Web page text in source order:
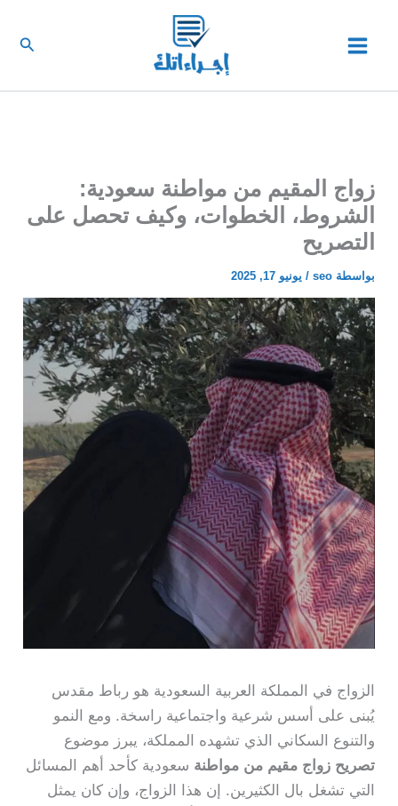
زواج المقيم من مواطنة سعودية:
الشروط، الخطوات، وكيف تحصل على
التصريح
بواسطة seo
/ يونيو 17, 2025
الزواج في المملكة العربية السعودية هو رباط مقدس
يُبنى على أسس شرعية واجتماعية راسخة. ومع النمو
والتنوع السكاني الذي تشهده المملكة، يبرز موضوع
تصريح زواج مقيم من مواطنة سعودية كأحد أهم المسائل
التي تشغل بال الكثيرين. إن هذا الزواج، وإن كان يمثل